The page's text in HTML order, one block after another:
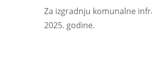
Za izgradnju komunalne
2025. godine.